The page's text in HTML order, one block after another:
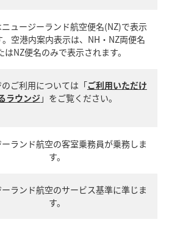
ュージーランド航空便名(NZ)で表示
。空港内案内表示は、NH・NZ両便名
はNZ便名のみで表示されます。
のご利用については「ご利用いただけ
ラウンジ」をご覧ください。
ランド航空の客室乗務員が乗務しま
す。
ランド航空のサービス基準に準じま
す。